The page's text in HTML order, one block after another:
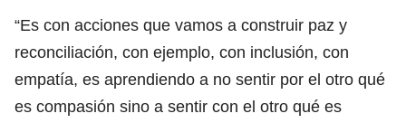
“Es con acciones que vamos a construir paz y
reconciliación, con ejemplo, con inclusión, con
empatía, es aprendiendo a no sentir por el otro qué
es compasión sino a sentir con el otro qué es